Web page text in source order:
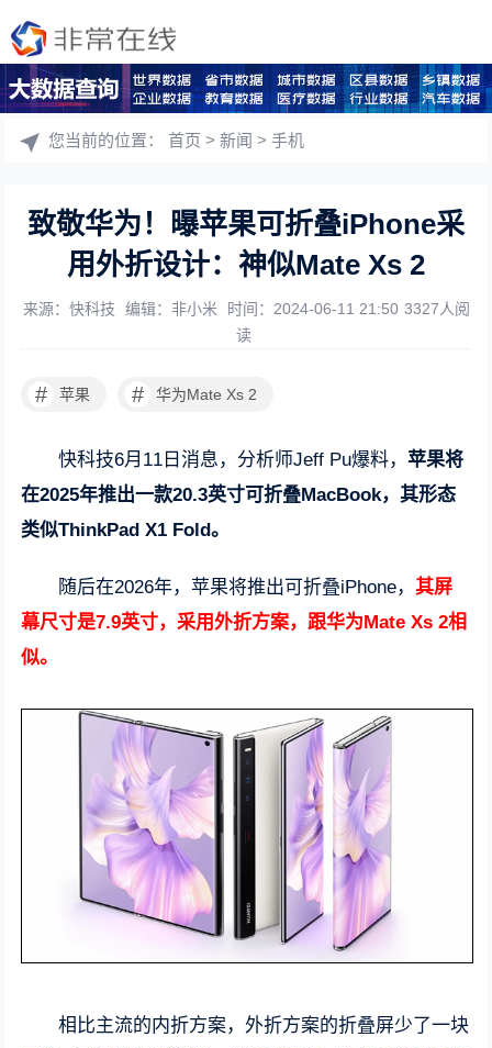
您当前的位置：首页 >新闻 >手机
致敬华为！曝苹果可折叠iPhone采
用外折设计：神似Mate Xs 2
来源：快科技 编辑：非小米 时间：2024-06-11 21:50 3327人阅
读
# 苹果 # 华为Mate Xs 2
快科技6月11日消息，分析师Jeff Pu爆料，苹果将
在2025年推出一款20.3英寸可折叠MacBook，其形态
类似ThinkPad X1 Fold。
随后在2026年，苹果将推出可折叠iPhone， 其屏
幕尺寸是7.9英寸，采用外折方案，跟华为Mate Xs 2相
似。
相比主流的内折方案，外折方案的折叠屏少了一块